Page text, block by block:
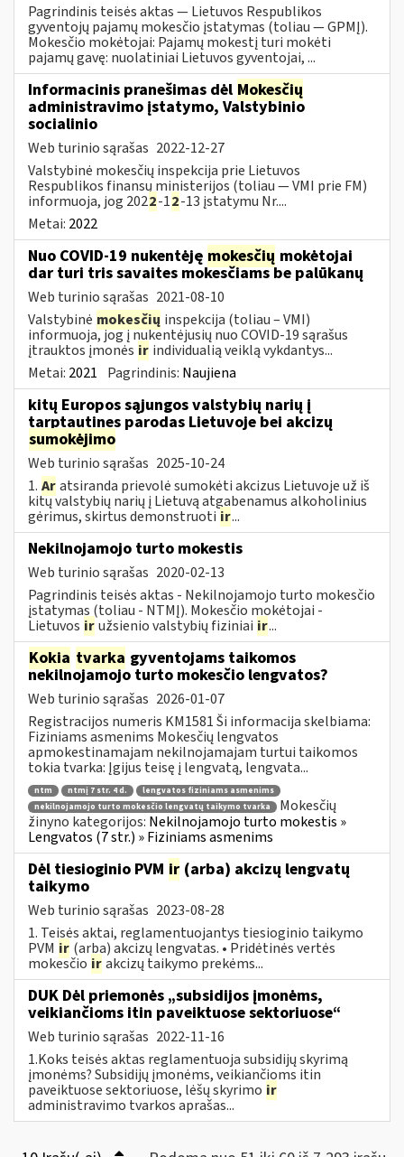
Pagrindinis teisės aktas — Lietuvos Respublikos
gyventojų pajamų mokesčio įstatymas (toliau — GPMĮ).
Mokesčio mokėtojai: Pajamų mokestį turi mokėti
pajamų gavę: nuolatiniai Lietuvos gyventojai, ...
Informacinis pranešimas dėl Mokesčių
administravimo įstatymo, Valstybinio
socialinio
Web turinio sąrašas 2022-12-27
Valstybinė mokesčių inspekcija prie Lietuvos
Respublikos finansų ministerijos (toliau — VMI prie FM)
informuoja, jog 2022-12-13 įstatymu Nr....
Metai: 2022
Nuo COVID-19 nukentėję mokesčių mokėtojai
dar turi tris savaites mokesčiams be palūkanų
Web turinio sąrašas 2021-08-10
Valstybinė mokesčių inspekcija (toliau – VMI)
informuoja, jog į nukentėjusių nuo COVID-19 sąrašus
įtrauktos įmonės ir individualią veiklą vykdantys...
Metai: 2021 Pagrindinis: Naujiena
kitų Europos sąjungos valstybių narių į
tarptautines parodas Lietuvoje bei akcizų
sumokėjimo
Web turinio sąrašas 2025-10-24
1. Aratsiranda prievolė sumokėti akcizus Lietuvoje už iš
kitų valstybių narių į Lietuvą atgabenamus alkoholinius
gėrimus, skirtus demonstruoti ir...
Nekilnojamojo turto mokestis
Web turinio sąrašas 2020-02-13
Pagrindinis teisės aktas - Nekilnojamojo turto mokesčio
įstatymas (toliau - NTMĮ). Mokesčio mokėtojai -
Lietuvos iružsienio valstybių fiziniai ir...
Kokia tvarka gyventojams taikomos
nekilnojamojo turto mokesčio lengvatos?
Web turinio sąrašas 2026-01-07
Registracijos numeris KM1581 Ši informacija skelbiama:
Fiziniams asmenims Mokesčių lengvatos
apmokestinamajam nekilnojamajam turtui taikomos
tokia tvarka: Įgijus teisę į lengvatą, lengvata...
ntm ntmį 7 str. 4 d.
lengvatos fiziniams asmenims
nekilnojamojo turto mokesčio lengvatų taikymo tvarka
Mokesčių
žinyno kategorijos: Nekilnojamojo turto mokestis »
Lengvatos (7 str.) » Fiziniams asmenims
Dėl tiesioginio PVM ir (arba) akcizų lengvatų
taikymo
Web turinio sąrašas 2023-08-28
1. Teisės aktai, reglamentuojantys tiesioginio taikymo
PVM ir (arba) akcizų lengvatas. • Pridėtinės vertės
mokesčio irakcizų taikymo prekėms...
DUK Dėl priemonės „subsidijos įmonėms,
veikiančioms itin paveiktuose sektoriuose“
Web turinio sąrašas 2022-11-16
1.Koks teisės aktas reglamentuoja subsidijų skyrimą
įmonėms? Subsidijų įmonėms, veikiančioms itin
paveiktuose sektoriuose, lėšų skyrimo ir
administravimo tvarkos aprašas...